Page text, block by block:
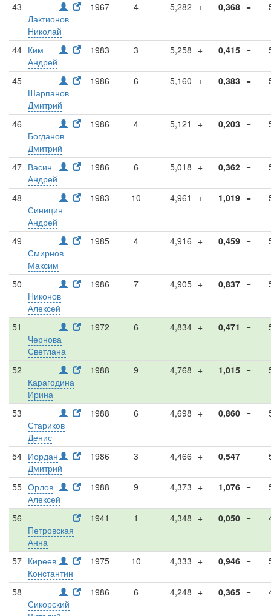
43
Лактионов
Николай
1967 4 5,282 + 0,368 =
44 Ким
Андрей
1983 3 5,258 + 0,415 =
45
Шарпанов
Дмитрий
1986 6 5,160 + 0,383 =
46
Богданов
Дмитрий
1986 4 5,121 + 0,203 =
47 Васин
Андрей
1986 6 5,018 + 0,362 =
48
Синицин
Андрей
1983 10 4,961 + 1,019 =
49
Смирнов
Максим
1985 4 4,916 + 0,459 =
50
Никонов
Алексей
1986 7 4,905 + 0,837 =
51
Чернова
Светлана
1972 6 4,834 + 0,471 =
52
Карагодина
Ирина
1988 9 4,768 + 1,015 =
53
Стариков
Денис
1988 6 4,698 + 0,860 =
54 Иордан
Дмитрий
1986 3 4,466 + 0,547 =
55 Орлов
Алексей
1988 9 4,373 + 1,076 =
56
Петровская
Анна
1941 1 4,348 + 0,050 =
57 Киреев
Константин
1975 10 4,333 + 0,946 =
58
Сикорский
1986 6 4,248 + 0,365 =